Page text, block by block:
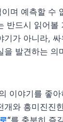
며 예측할 수
반드시 읽어볼
기가 아니라,
을 발견하는 의
이야기를 좋
개와 흥미진진
“를 충분히 즐